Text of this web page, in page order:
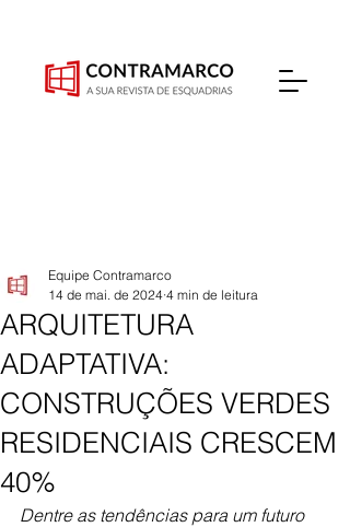
ARQUITETURA
ADAPTATIVA:
CONSTRUÇÕES VERDES
RESIDENCIAIS CRESCEM
40%
Equipe Contramarco
14 de mai. de 2024 4 min de leitura
Dentre as tendências para um futuro